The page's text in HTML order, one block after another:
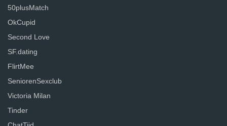
50plusMatch
OkCupid
Second Love
SF.dating
FlirtMee
SeniorenSexclub
Victoria Milan
Tinder